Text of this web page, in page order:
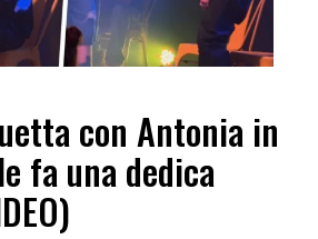
con Antonia in
fa una dedica